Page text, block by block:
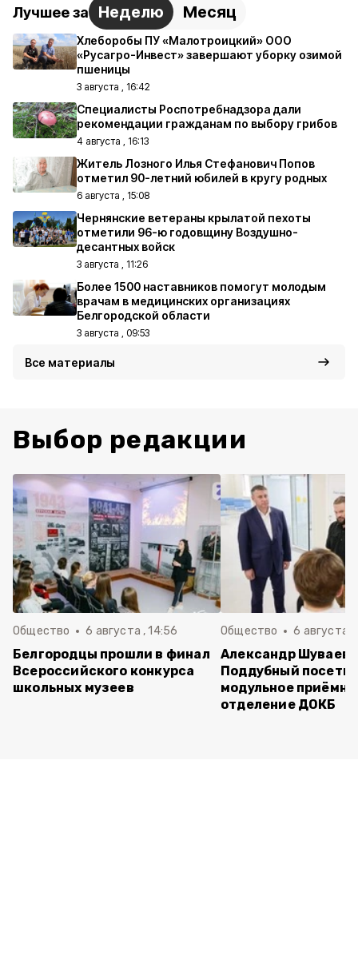
Лучшее за Неделю Месяц
Хлеборобы ПУ «Малотроицкий» ООО
«Русагро-Инвест» завершают уборку озимой
пшеницы
3 августа , 16:42
Специалисты Роспотребнадзора дали
рекомендации гражданам по выбору грибов
4 августа , 16:13
Житель Лозного Илья Стефанович Попов
отметил 90-летний юбилей в кругу родных
6 августа , 15:08
Чернянские ветераны крылатой пехоты
отметили 96-ю годовщину Воздушно-
десантных войск
3 августа , 11:26
Более 1500 наставников помогут молодым
врачам в медицинских организациях
Белгородской области
3 августа , 09:53
Все материалы
Выбор редакции
Общество 6 августа , 14:56
Белгородцы прошли в финал
Всероссийского конкурса
школьных музеев
Общество 6 августа ,
Александр Шуваев
Поддубный
модульное
отделение ДОКБ